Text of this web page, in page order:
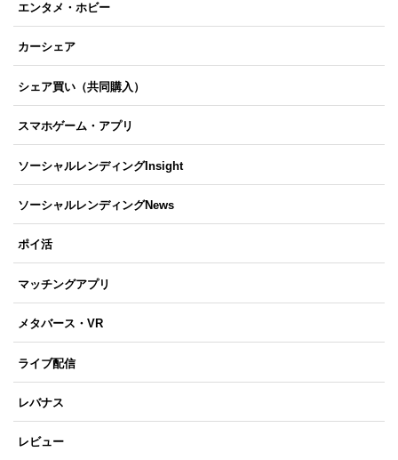
エンタメ・ホビー
カーシェア
シェア買い（共同購入）
スマホゲーム・アプリ
ソーシャルレンディングInsight
ソーシャルレンディングNews
ポイ活
マッチングアプリ
メタバース・VR
ライブ配信
レバナス
レビュー